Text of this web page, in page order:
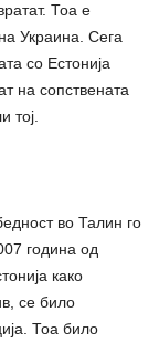
Тоа е
Украина. Сега
со Естонија
на сопствената
тој.
во Талин го
година од
како
се било
Тоа било